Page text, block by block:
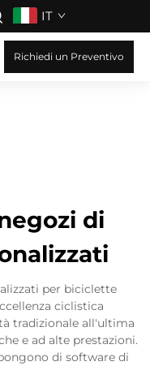
IT
Richiedi un Preventivo
di
per biciclette
ciclistica
tradizionale all'ultima
e ad alte prestazioni.
di software di